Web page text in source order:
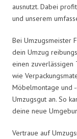
ausnutzt. Dabei
und unserem
Bei Umzugsmeister
dein Umzug
einen zuverlässigen
wie
Möbelmontage und
Umzugsgut an. So
deine neue
Vertraue auf